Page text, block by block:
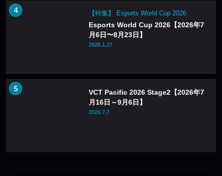
【特集】 Esports World Cup 2026
Esports World Cup 2026【2026年7
月6日〜8月23日】
2026.1.27
VCT Pacific 2026 Stage2【2026年7
月16日～9月6日】
2026.7.7